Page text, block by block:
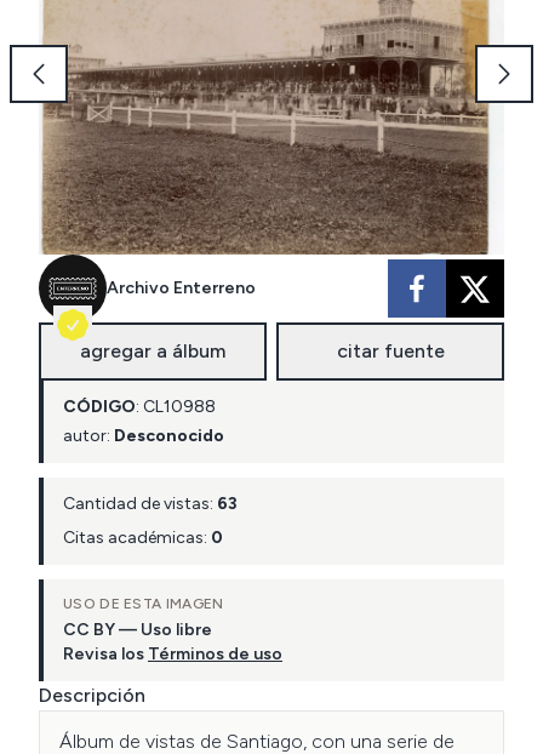
Archivo Enterreno
agregar a álbum citar fuente
CÓDIGO: CL10988
autor: Desconocido
Cantidad de vistas: 63
Citas académicas: 0
USO DE ESTA IMAGEN
CC BY — Uso libre
Revisa los Términos de uso
Descripción
Álbum de vistas de Santiago, con una serie de